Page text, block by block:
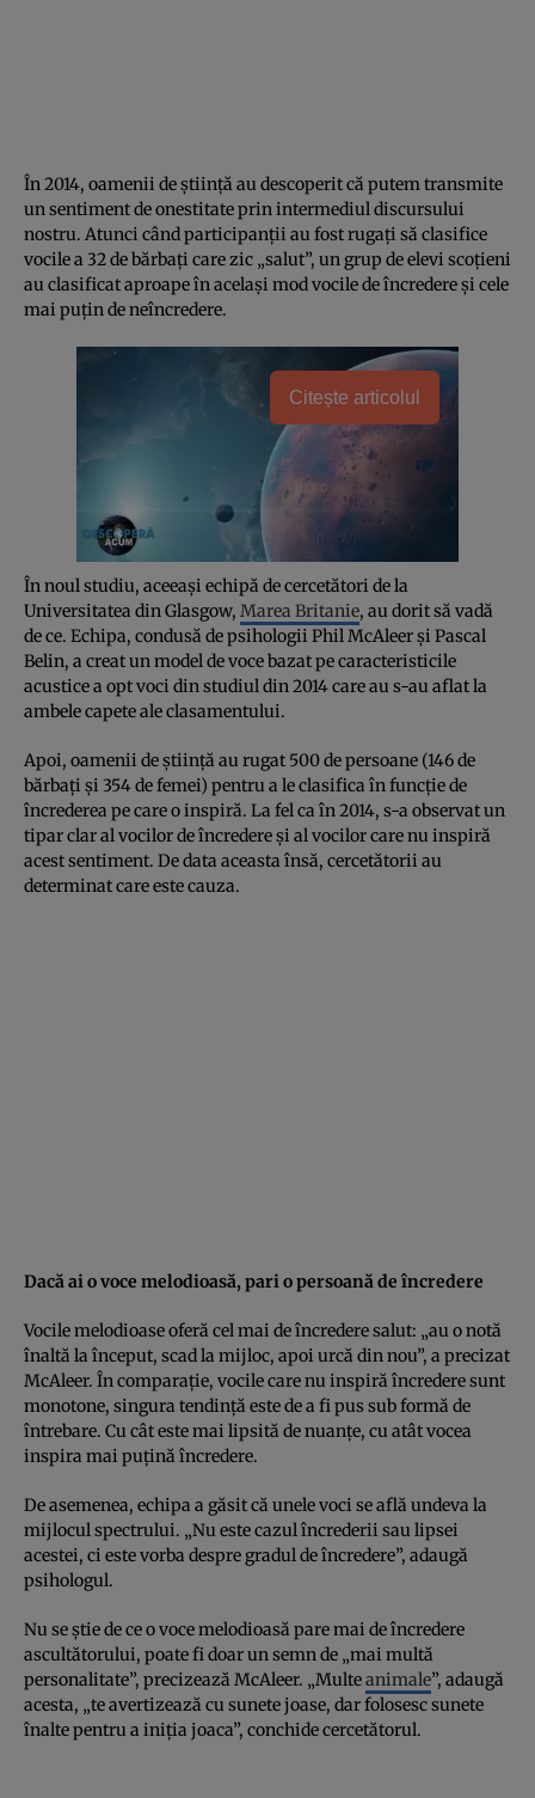
În 2014, oamenii de ştiinţă au descoperit că putem transmite
un sentiment de onestitate prin intermediul discursului
nostru. Atunci când participanţii au fost rugaţi să clasifice
vocile a 32 de bărbaţi care zic „salut”, un grup de elevi scoţieni
au clasificat aproape în acelaşi mod vocile de încredere şi cele
mai puţin de neîncredere.
Citește articolul
În noul studiu, aceeaşi echipă de cercetători de la
Universitatea din Glasgow, Marea Britanie, au dorit să vadă
de ce. Echipa, condusă de psihologii Phil McAleer şi Pascal
Belin, a creat un model de voce bazat pe caracteristicile
acustice a opt voci din studiul din 2014 care au s-au aflat la
ambele capete ale clasamentului.
Apoi, oamenii de ştiinţă au rugat 500 de persoane (146 de
bărbaţi şi 354 de femei) pentru a le clasifica în funcţie de
încrederea pe care o inspiră. La fel ca în 2014, s-a observat un
tipar clar al vocilor de încredere şi al vocilor care nu inspiră
acest sentiment. De data aceasta însă, cercetătorii au
determinat care este cauza.
Dacă ai o voce melodioasă, pari o persoană de încredere
Vocile melodioase oferă cel mai de încredere salut: „au o notă
înaltă la început, scad la mijloc, apoi urcă din nou”, a precizat
McAleer. În comparaţie, vocile care nu inspiră încredere sunt
monotone, singura tendinţă este de a fi pus sub formă de
întrebare. Cu cât este mai lipsită de nuanţe, cu atât vocea
inspira mai puţină încredere.
De asemenea, echipa a găsit că unele voci se află undeva la
mijlocul spectrului. „Nu este cazul încrederii sau lipsei
acestei, ci este vorba despre gradul de încredere”, adaugă
psihologul.
Nu se ştie de ce o voce melodioasă pare mai de încredere
ascultătorului, poate fi doar un semn de „mai multă
personalitate”, precizează McAleer. „Multeanimale”, adaugă
acesta, „te avertizează cu sunete joase, dar folosesc sunete
înalte pentru a iniţia joaca”, conchide cercetătorul.